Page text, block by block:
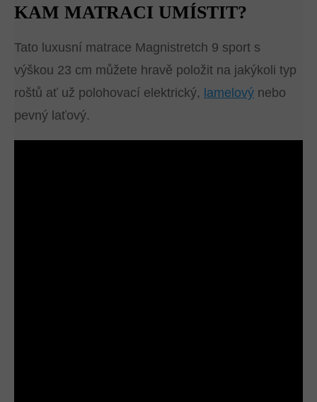
KAM MATRACI UMÍSTIT?
Tato luxusní matrace Magnistretch 9 sport s
výškou 23 cm můžete hravě položit na jakýkoli typ
roštů ať už polohovací elektrický, lamelový nebo
pevný laťový.